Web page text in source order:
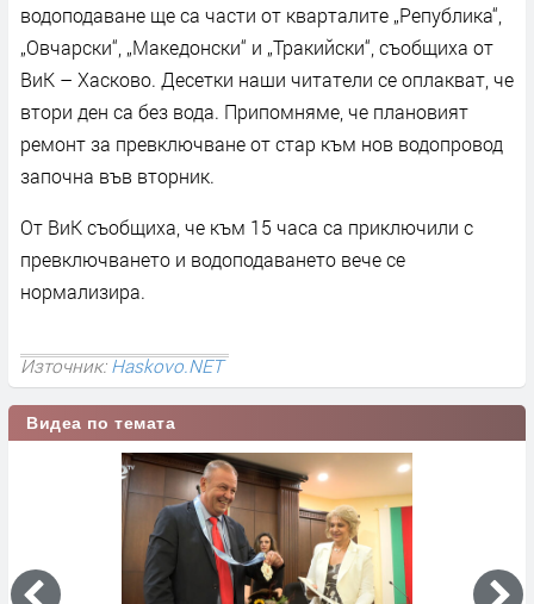
водоподаване ще са части от кварталите „Република“,
„Овчарски“, „Македонски“ и „Тракийски“, съобщиха от
ВиК – Хасково. Десетки наши читатели се оплакват, че
втори ден са без вода. Припомняме, че плановият
ремонт за превключване от стар към нов водопровод
започна във вторник.
От ВиК съобщиха, че към 15 часа са приключили с
превключването и водоподаването вече се
нормализира.
Източник:Haskovo.NET
Видеа по темата